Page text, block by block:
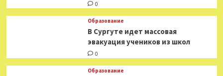
0
Образование
В Сургуте идет массовая
эвакуация учеников из школ
0
Образование